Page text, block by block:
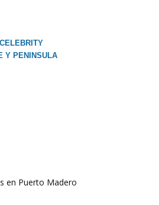
Y PENINSULA
en Puerto Madero